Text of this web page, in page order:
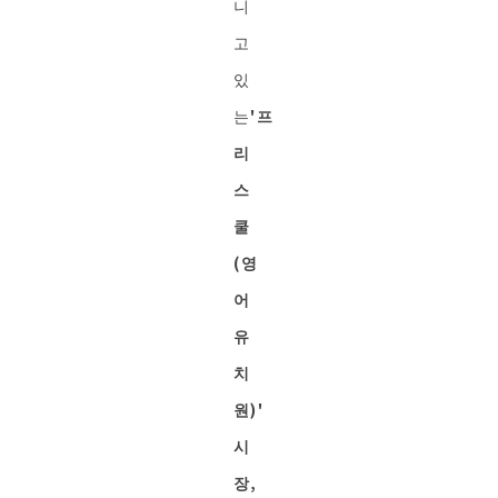
니
고
있
는'프
리
스
쿨
(영
어
유
치
원)'
시
장,